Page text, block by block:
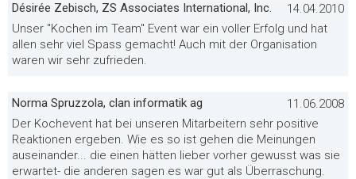
Désirée Zebisch, ZS Associates International, Inc.
14.04.2010
Unser "Kochen im Team" Event war ein voller Erfolg und hat
allen sehr viel Spass gemacht! Auch mit der Organisation
waren wir sehr zufrieden.
Norma Spruzzola, clan informatik ag
11.06.2008
Der Kochevent hat bei unseren Mitarbeitern sehr positive
Reaktionen ergeben. Wie es so ist gehen die Meinungen
auseinander... die einen hätten lieber vorher gewusst was sie
erwartet- die anderen sagen es war gut als Überraschung.